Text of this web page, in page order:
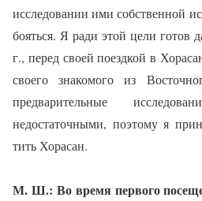
исследовании ими собст­венной
бояться. Я ради этой це­ли готов
г., перед своей поезд­кой в
своего знакомого из
предва­рительные
недостаточными, поэто­му я
тить Хорасан.
М. Ш.: Во время первого